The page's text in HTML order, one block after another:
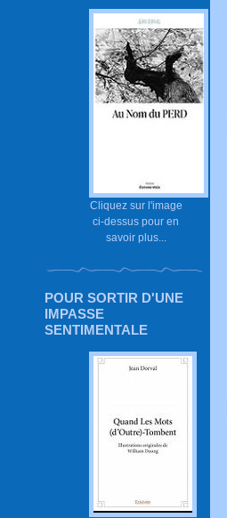
Cliquez sur l'image
ci-dessus pour en
savoir plus...
POUR SORTIR D'UNE
IMPASSE
SENTIMENTALE